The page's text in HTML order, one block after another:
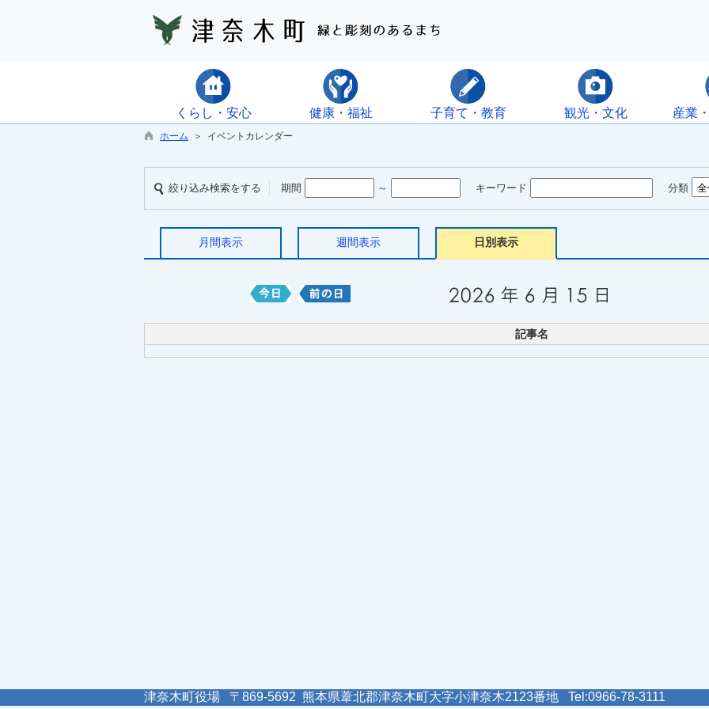
くらし・安心 健康・福祉 子育て・教育 観光・文化 産業
ホーム ＞ イベントカレンダー
絞り込み検索をする 期間 ～ キーワード 分類
月間表示 週間表示 日別表示
記事名
津奈木町役場 〒869-5692 熊本県葦北郡津奈木町大字小津奈木2123番地 Tel:0966-78-3111